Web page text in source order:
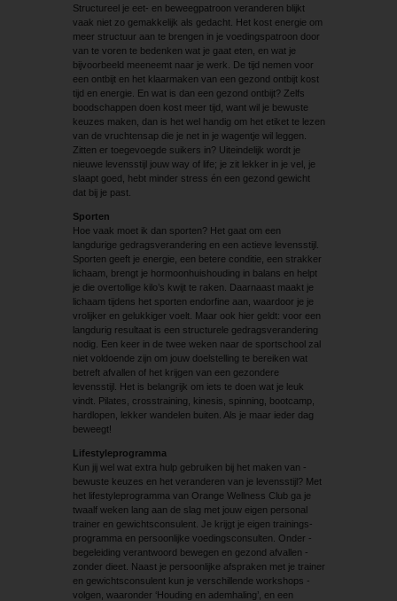
Structureel je eet- en beweegpatroon veranderen blijkt
vaak niet zo gemakkelijk als gedacht. Het kost energie om
meer structuur aan te brengen in je voedingspatroon door
van te voren te bedenken wat je gaat eten, en wat je
bijvoorbeeld meeneemt naar je werk. De tijd nemen voor
een ontbijt en het klaarmaken van een gezond ontbijt kost
tijd en energie. En wat is dan een gezond ontbijt? Zelfs
boodschappen doen kost meer tijd, want wil je bewuste
keuzes maken, dan is het wel handig om het etiket te lezen
van de vruchtensap die je net in je wagentje wil leggen.
Zitten er toegevoegde suikers in? Uiteindelijk wordt je
nieuwe levensstijl jouw way of life; je zit lekker in je vel, je
slaapt goed, hebt minder stress én een gezond gewicht
dat bij je past.
Sporten
Hoe vaak moet ik dan sporten? Het gaat om een
langdurige gedragsverandering en een actieve levensstijl.
Sporten geeft je energie, een betere conditie, een strakker
lichaam, brengt je hormoonhuishouding in balans en helpt
je die overtollige kilo’s kwijt te raken. Daarnaast maakt je
lichaam tijdens het sporten endorfine aan, waardoor je je
vrolijker en gelukkiger voelt. Maar ook hier geldt: voor een
lang­durig resultaat is een structurele gedragsverandering
nodig. Een keer in de twee weken naar de sportschool zal
niet voldoende zijn om jouw doelstelling te bereiken wat
betreft afvallen of het krijgen van een gezondere
levensstijl. Het is belangrijk om iets te doen wat je leuk
vindt. Pilates, crosstraining, kinesis, spinning, bootcamp,
hardlopen, lekker wandelen buiten. Als je maar ieder dag
beweegt!
Lifestyleprogramma
Kun jij wel wat extra hulp gebruiken bij het maken van ­
bewuste keuzes en het veranderen van je levensstijl? Met
het lifestyleprogramma van Orange Wellness Club ga je
twaalf weken lang aan de slag met jouw eigen personal
trainer en gewichtsconsulent. Je krijgt je eigen trainings­
programma en persoonlijke voedingsconsulten. Onder ­
begeleiding verantwoord bewegen en gezond afvallen ­
zonder dieet. Naast je persoonlijke afspraken met je trainer
en gewichtsconsulent kun je verschillende workshops ­
volgen, waaronder ‘Houding en ademhaling’, en een